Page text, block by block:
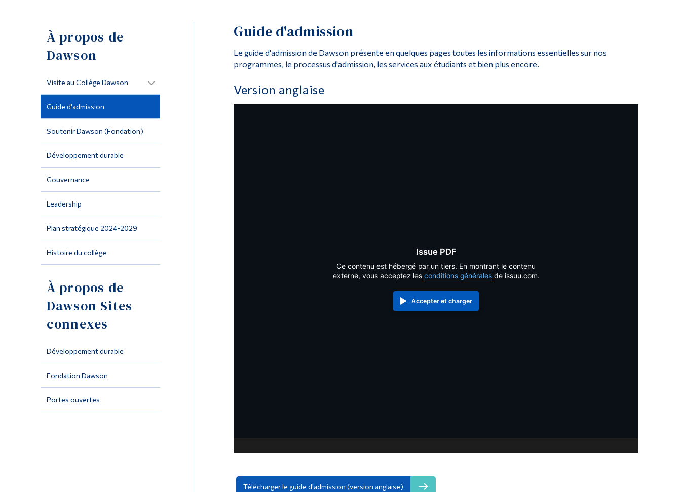
À propos de
Dawson
Visite au Collège Dawson
Guide d'admission
Soutenir Dawson (Fondation)
Développement durable
Gouvernance
Leadership
Plan stratégique 2024-2029
Histoire du collège
À propos de
Dawson Sites
connexes
Développement durable
Fondation Dawson
Portes ouvertes
Guide d'admission
Le guide d'admission de Dawson présente en quelques pages toutes les informations essentielles sur nos
programmes, le processus d'admission, les services aux étudiants et bien plus encore.
Version anglaise
Issue PDF
Ce contenu est hébergé par un tiers. En montrant le contenu
externe, vous acceptez les conditions généralesde issuu.com.
Accepter et charger
Télécharger le guide d'admission (version anglaise)
Programmes